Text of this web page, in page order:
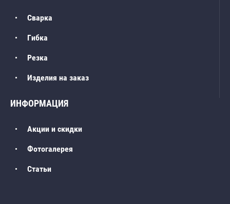
Сварка
Гибка
Резка
Изделия на заказ
ИНФОРМАЦИЯ
Акции и скидки
Фотогалерея
Статьи